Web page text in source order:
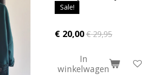
Sale!
€ 20,00€ 29,95
In
winkelwagen